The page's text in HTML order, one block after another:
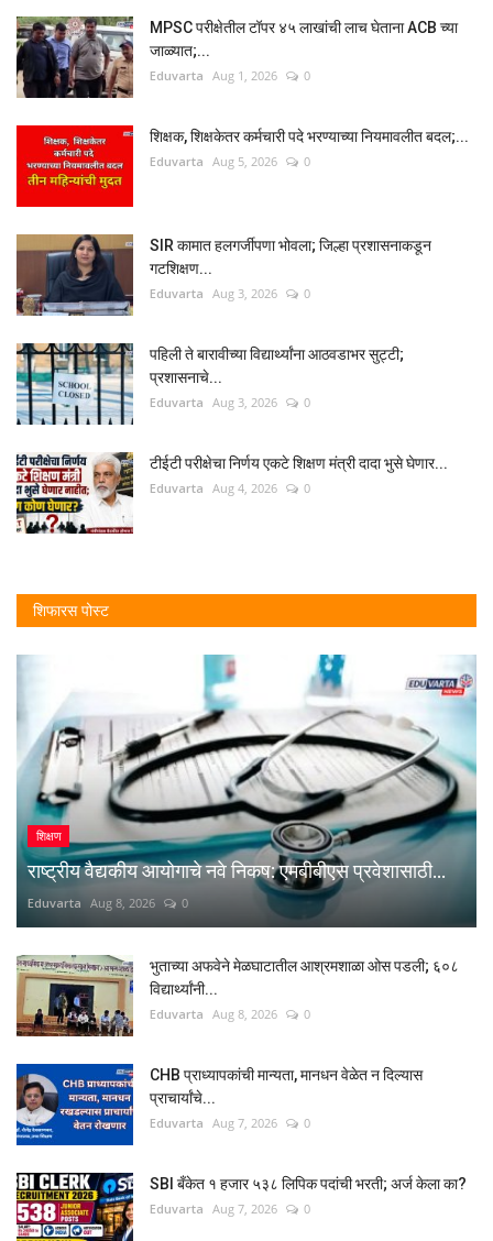
MPSC परीक्षेतील टॉपर ४५ लाखांची लाच घेताना ACB च्या
जाळ्यात;...
Eduvarta Aug 1, 2026 0
शिक्षक, शिक्षकेतर कर्मचारी पदे भरण्याच्या नियमावलीत बदल;...
Eduvarta Aug 5, 2026 0
SIR कामात हलगर्जीपणा भोवला; जिल्हा प्रशासनाकडून
गटशिक्षण...
Eduvarta Aug 3, 2026 0
पहिली ते बारावीच्या विद्यार्थ्यांना आठवडाभर सुट्टी;
प्रशासनाचे...
Eduvarta Aug 3, 2026 0
टीईटी परीक्षेचा निर्णय एकटे शिक्षण मंत्री दादा भुसे घेणार...
Eduvarta Aug 4, 2026 0
शिफारस पोस्ट
शिक्षण
राष्ट्रीय वैद्यकीय आयोगाचे नवे निकष: एमबीबीएस प्रवेशासाठी...
Eduvarta Aug 8, 2026 0
भुताच्या अफवेने मेळघाटातील आश्रमशाळा ओस पडली; ६०८
विद्यार्थ्यांनी...
Eduvarta Aug 8, 2026 0
CHB प्राध्यापकांची मान्यता, मानधन वेळेत न दिल्यास
प्राचार्यांचे...
Eduvarta Aug 7, 2026 0
SBI बँकेत १ हजार ५३८ लिपिक पदांची भरती; अर्ज केला का?
Eduvarta Aug 7, 2026 0